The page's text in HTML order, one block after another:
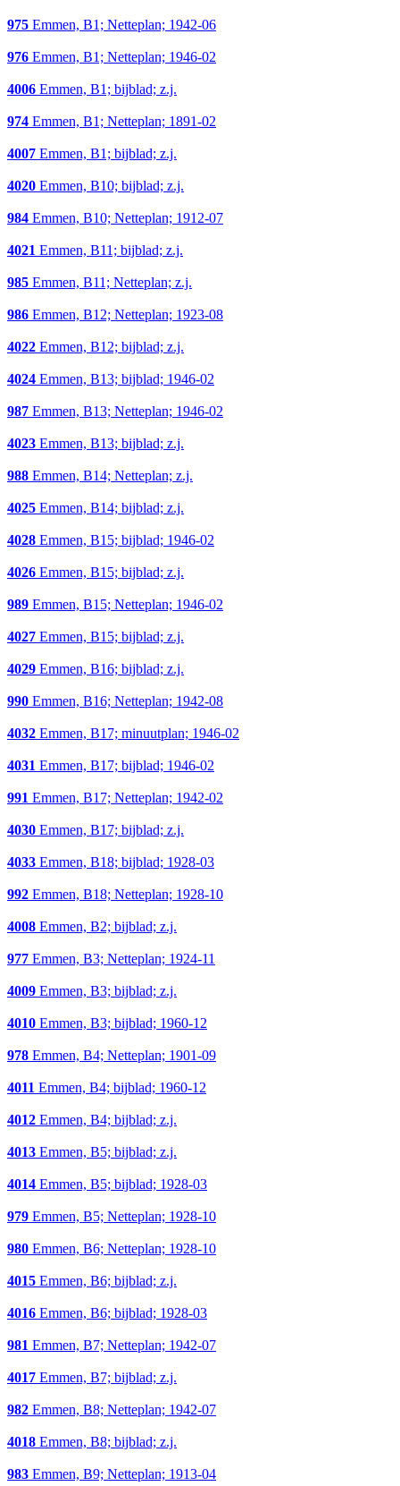
975 Emmen, B1; Netteplan; 1942-06
976 Emmen, B1; Netteplan; 1946-02
4006 Emmen, B1; bijblad; z.j.
974 Emmen, B1; Netteplan; 1891-02
4007 Emmen, B1; bijblad; z.j.
4020 Emmen, B10; bijblad; z.j.
984 Emmen, B10; Netteplan; 1912-07
4021 Emmen, B11; bijblad; z.j.
985 Emmen, B11; Netteplan; z.j.
986 Emmen, B12; Netteplan; 1923-08
4022 Emmen, B12; bijblad; z.j.
4024 Emmen, B13; bijblad; 1946-02
987 Emmen, B13; Netteplan; 1946-02
4023 Emmen, B13; bijblad; z.j.
988 Emmen, B14; Netteplan; z.j.
4025 Emmen, B14; bijblad; z.j.
4028 Emmen, B15; bijblad; 1946-02
4026 Emmen, B15; bijblad; z.j.
989 Emmen, B15; Netteplan; 1946-02
4027 Emmen, B15; bijblad; z.j.
4029 Emmen, B16; bijblad; z.j.
990 Emmen, B16; Netteplan; 1942-08
4032 Emmen, B17; minuutplan; 1946-02
4031 Emmen, B17; bijblad; 1946-02
991 Emmen, B17; Netteplan; 1942-02
4030 Emmen, B17; bijblad; z.j.
4033 Emmen, B18; bijblad; 1928-03
992 Emmen, B18; Netteplan; 1928-10
4008 Emmen, B2; bijblad; z.j.
977 Emmen, B3; Netteplan; 1924-11
4009 Emmen, B3; bijblad; z.j.
4010 Emmen, B3; bijblad; 1960-12
978 Emmen, B4; Netteplan; 1901-09
4011 Emmen, B4; bijblad; 1960-12
4012 Emmen, B4; bijblad; z.j.
4013 Emmen, B5; bijblad; z.j.
4014 Emmen, B5; bijblad; 1928-03
979 Emmen, B5; Netteplan; 1928-10
980 Emmen, B6; Netteplan; 1928-10
4015 Emmen, B6; bijblad; z.j.
4016 Emmen, B6; bijblad; 1928-03
981 Emmen, B7; Netteplan; 1942-07
4017 Emmen, B7; bijblad; z.j.
982 Emmen, B8; Netteplan; 1942-07
4018 Emmen, B8; bijblad; z.j.
983 Emmen, B9; Netteplan; 1913-04